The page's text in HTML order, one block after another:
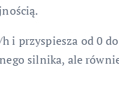
i przyspiesza od 0
silnika, ale